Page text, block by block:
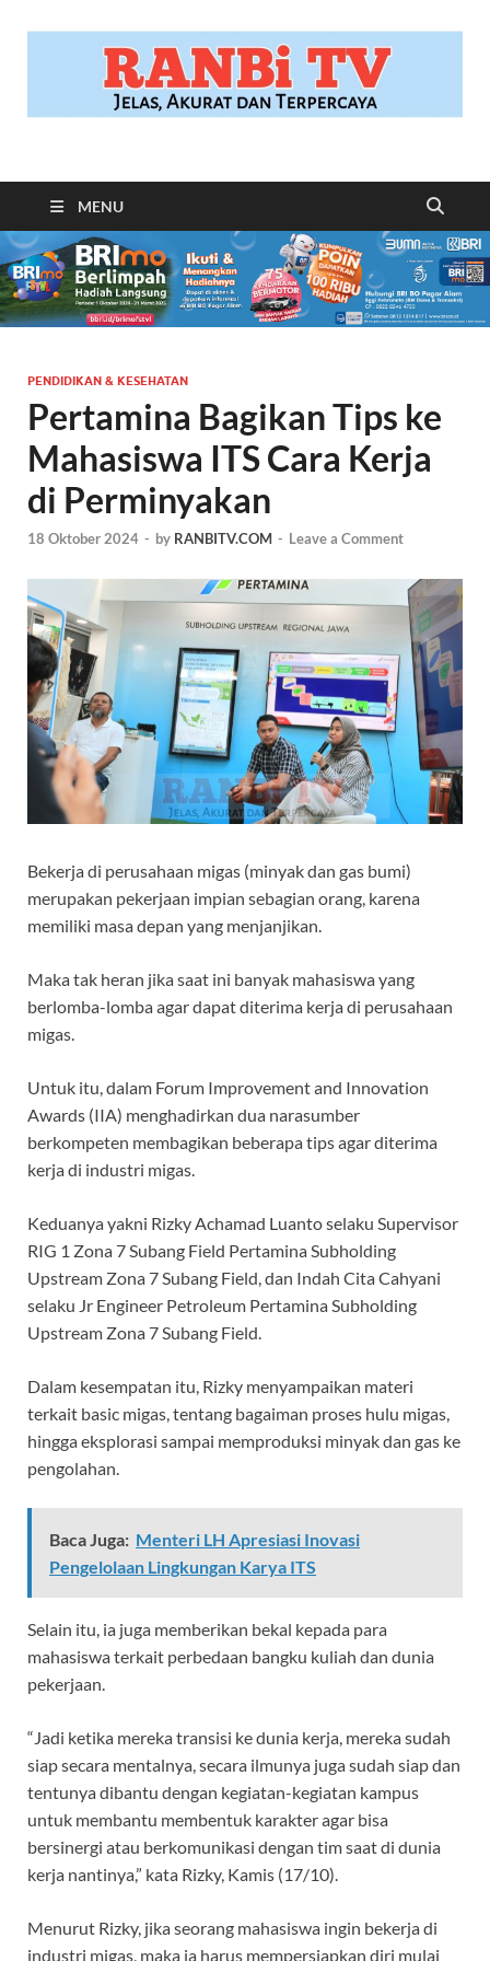
RANBITV.COM
MENU
PENDIDIKAN & KESEHATAN
Pertamina Bagikan Tips ke
Mahasiswa ITS Cara Kerja
di Perminyakan
18 Oktober 2024 - by RANBITV.COM - Leave a Comment
Bekerja di perusahaan migas (minyak dan gas bumi)
merupakan pekerjaan impian sebagian orang, karena
memiliki masa depan yang menjanjikan.
Maka tak heran jika saat ini banyak mahasiswa yang
berlomba-lomba agar dapat diterima kerja di perusahaan
migas.
Untuk itu, dalam Forum Improvement and Innovation
Awards (IIA) menghadirkan dua narasumber
berkompeten membagikan beberapa tips agar diterima
kerja di industri migas.
Keduanya yakni Rizky Achamad Luanto selaku Supervisor
RIG 1 Zona 7 Subang Field Pertamina Subholding
Upstream Zona 7 Subang Field, dan Indah Cita Cahyani
selaku Jr Engineer Petroleum Pertamina Subholding
Upstream Zona 7 Subang Field.
Dalam kesempatan itu, Rizky menyampaikan materi
terkait basic migas, tentang bagaiman proses hulu migas,
hingga eksplorasi sampai memproduksi minyak dan gas ke
pengolahan.
Baca Juga: Menteri LH Apresiasi Inovasi
Pengelolaan Lingkungan Karya ITS
Selain itu, ia juga memberikan bekal kepada para
mahasiswa terkait perbedaan bangku kuliah dan dunia
pekerjaan.
“Jadi ketika mereka transisi ke dunia kerja, mereka sudah
siap secara mentalnya, secara ilmunya juga sudah siap dan
tentunya dibantu dengan kegiatan-kegiatan kampus
untuk membantu membentuk karakter agar bisa
bersinergi atau berkomunikasi dengan tim saat di dunia
kerja nantinya,” kata Rizky, Kamis (17/10).
Menurut Rizky, jika seorang mahasiswa ingin bekerja di
industri migas, maka ia harus mempersiapkan diri mulai